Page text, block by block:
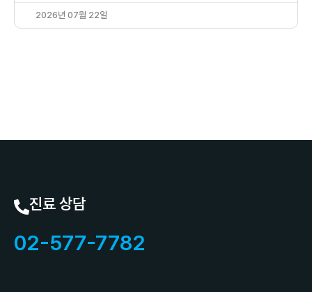
2026년 07월 22일
진료 상담
02-577-7782